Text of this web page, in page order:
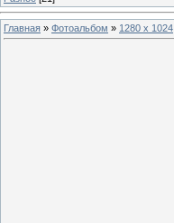
Главная » Фотоальбом » 1280 x 1024